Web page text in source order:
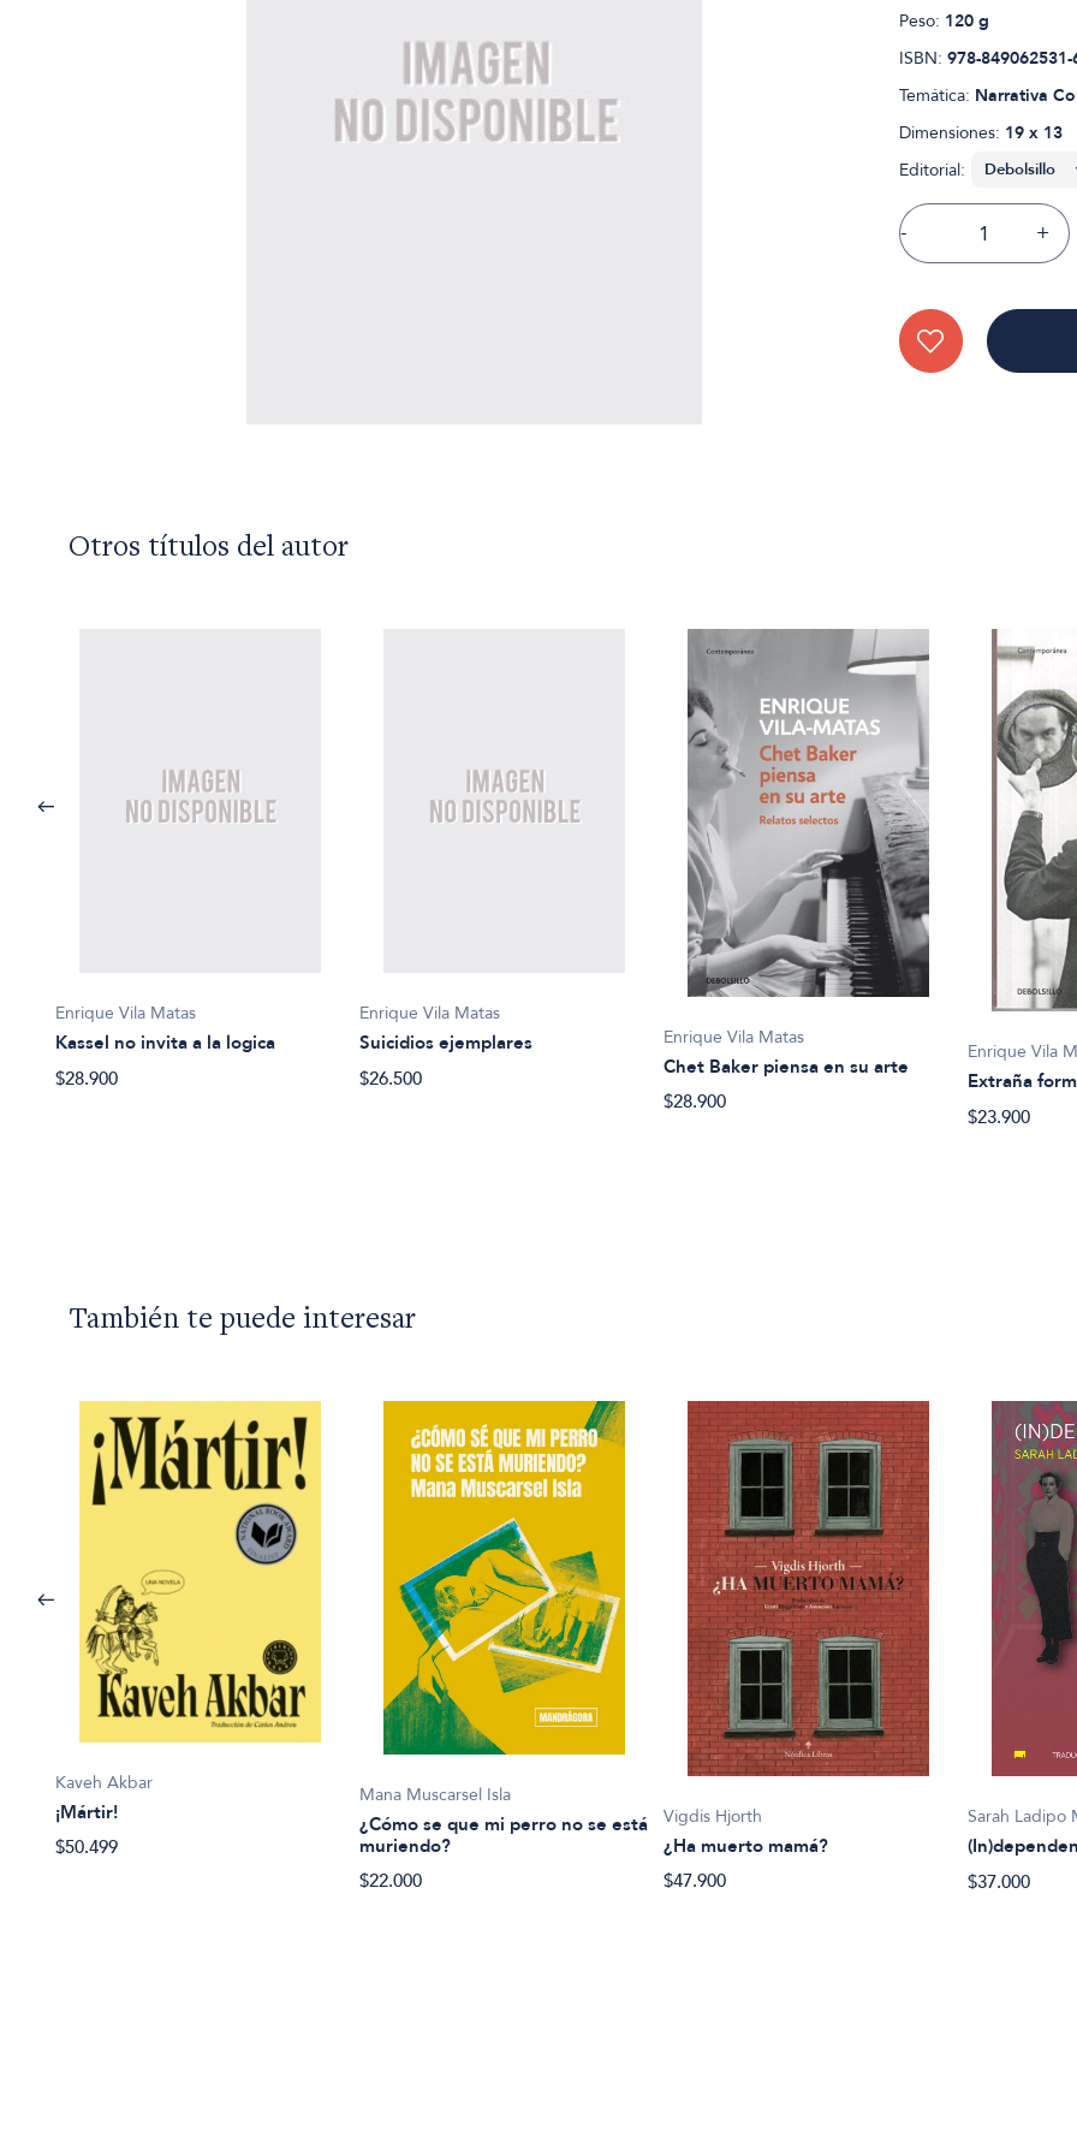
Peso: 120 g
ISBN: 978-849062531-
Temática: Narrativa
Dimensiones: 19 x 13
Editorial:
- +
Otros títulos del autor
Enrique Vila Matas
Kassel no invita a la logica
$28.900
Enrique Vila Matas
Suicidios ejemplares
$26.500
Enrique Vila Matas
Chet Baker piensa en su arte
$28.900
Enrique Vila
Extraña
$23.900
También te puede interesar
Kaveh Akbar
¡Mártir!
$50.499
Mana Muscarsel Isla
¿Cómo se que mi perro no se está
muriendo?
$22.000
Vigdis Hjorth
¿Ha muerto mamá?
$47.900
Sarah Ladipo
$37.000